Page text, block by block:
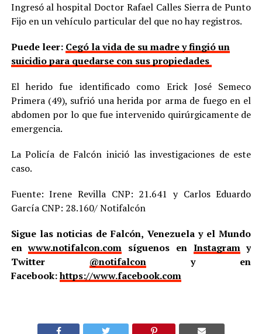
Ingresó al hospital Doctor Rafael Calles Sierra de Punto
Fijo en un vehículo particular del que no hay registros.
Puede leer: Cegó la vida de su madre y fingió un
suicidio para quedarse con sus propiedades
El herido fue identificado como Erick José Semeco
Primera (49), sufrió una herida por arma de fuego en el
abdomen por lo que fue intervenido quirúrgicamente de
emergencia.
La Policía de Falcón inició las investigaciones de este
caso.
Fuente: Irene Revilla CNP: 21.641 y Carlos Eduardo
García CNP: 28.160/ Notifalcón
Sigue las noticias de Falcón, Venezuela y el Mundo
enwww.notifalcon.com síguenos en Instagramy
Twitter @notifalcony en
Facebook:https://www.facebook.com